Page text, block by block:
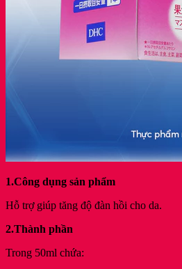
1.Công dụng sản phẩm
Hỗ trợ giúp tăng độ đàn hồi cho da.
2.Thành phần
Trong 50ml chứa: